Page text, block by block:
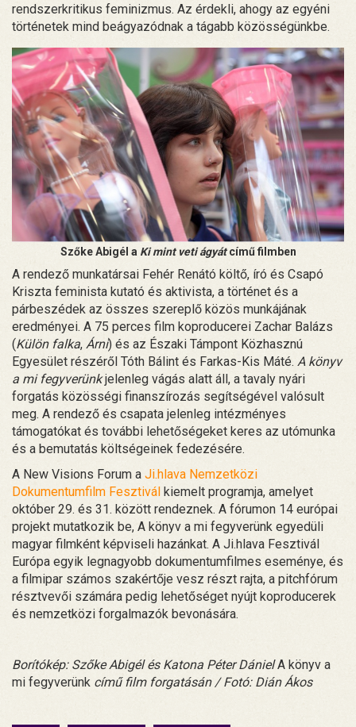
rendszerkritikus feminizmus. Az érdekli, ahogy az egyéni
történetek mind beágyazódnak a tágabb közösségünkbe.
Szőke Abigél a Ki mint veti ágyátcímű filmben
A rendező munkatársai Fehér Renátó költő, író és Csapó
Kriszta feminista kutató és aktivista, a történet és a
párbeszédek az összes szereplő közös munkájának
eredményei. A 75 perces film koproducerei Zachar Balázs
(Külön falka, Árni) és az Északi Támpont Közhasznú
Egyesület részéről Tóth Bálint és Farkas-Kis Máté. A könyv
a mi fegyverünkjelenleg vágás alatt áll, a tavaly nyári
forgatás közösségi finanszírozás segítségével valósult
meg. A rendező és csapata jelenleg intézményes
támogatókat és további lehetőségeket keres az utómunka
és a bemutatás költségeinek fedezésére.
A New Visions Forum a Ji.hlava Nemzetközi
Dokumentumfilm Fesztivál kiemelt programja, amelyet
október 29. és 31. között rendeznek. A fórumon 14 európai
projekt mutatkozik be, A könyv a mi fegyverünk egyedüli
magyar filmként képviseli hazánkat. A Ji.hlava Fesztivál
Európa egyik legnagyobb dokumentumfilmes eseménye, és
a filmipar számos szakértője vesz részt rajta, a pitchfórum
résztvevői számára pedig lehetőséget nyújt koproducerek
és nemzetközi forgalmazók bevonására.
Borítókép: Szőke Abigél és Katona Péter DánielA könyv a
mi fegyverünk című film forgatásán / Fotó: Dián Ákos